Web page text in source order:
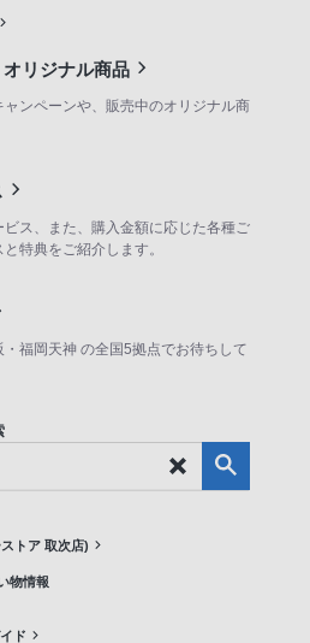
リジナル商品
ンペーンや、販売中のオリジナル商
ス、また、購入金額に応じた各種ご
特典をご紹介します。
福岡天神 の全国5拠点でお待ちして
トア 取次店)
物情報
ド